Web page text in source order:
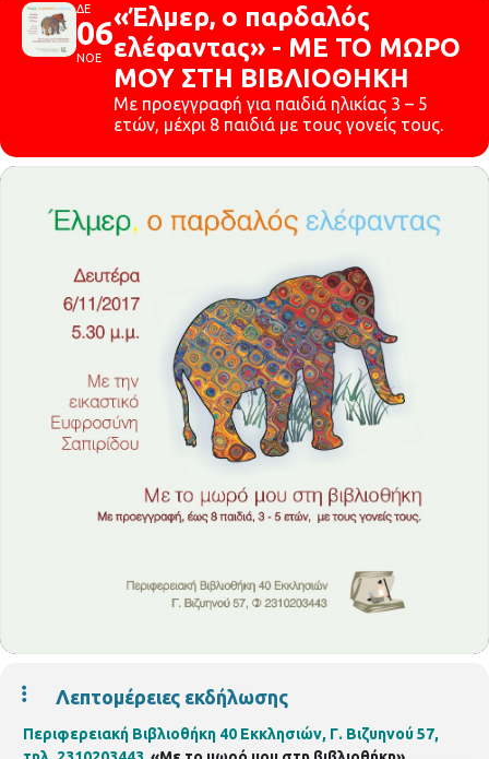
ΔΕ
06
ΝΟΕ
«Έλμερ, ο παρδαλός
ελέφαντας» - ΜΕ ΤΟ ΜΩΡΟ
ΜΟΥ ΣΤΗ ΒΙΒΛΙΟΘΗΚΗ
Με προεγγραφή για παιδιά ηλικίας 3 – 5
ετών, μέχρι 8 παιδιά με τους γονείς τους.
Λεπτομέρειες εκδήλωσης
Περιφερειακή Βιβλιοθήκη 40 Εκκλησιών, Γ. Βιζυηνού 57,